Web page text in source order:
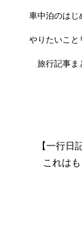
車中泊のはじ
やりたいこと
旅行記事ま
【一行日
これは